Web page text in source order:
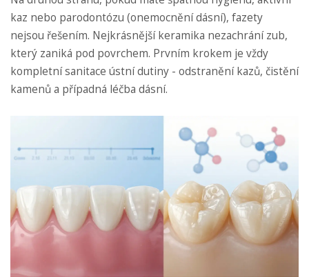
kaz nebo parodontózu (onemocnění dásní), fazety
nejsou řešením. Nejkrásnější keramika nezachrání zub,
který zaniká pod povrchem. Prvním krokem je vždy
kompletní sanitace ústní dutiny - odstranění kazů, čistění
kamenů a případná léčba dásní.